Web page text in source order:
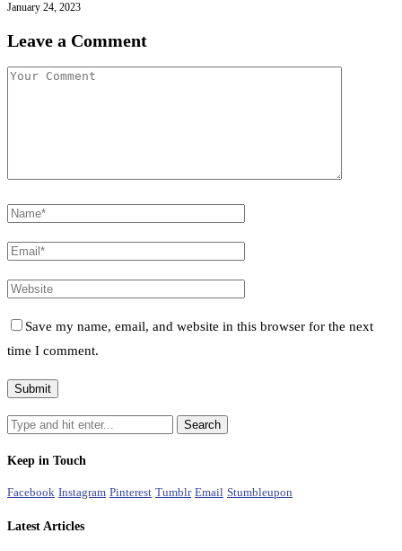
January 24, 2023
Leave a Comment
Save my name, email, and website in this browser for the next
time I comment.
Keep in Touch
Facebook Instagram Pinterest Tumblr Email Stumbleupon
Latest Articles